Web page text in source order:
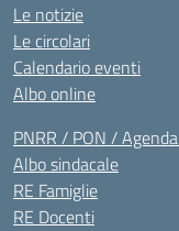
Le notizie
Le circolari
Calendario eventi
Albo online
PNRR / PON /
Albo sindacale
RE Famiglie
RE Docenti